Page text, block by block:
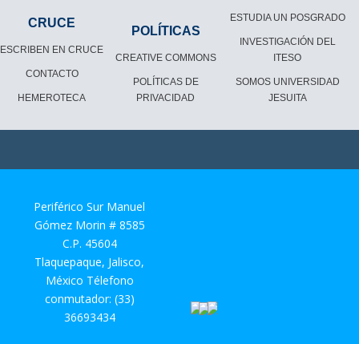
CRUCE
ESCRIBEN EN CRUCE
CONTACTO
HEMEROTECA
POLÍTICAS
CREATIVE COMMONS
POLÍTICAS DE
PRIVACIDAD
ESTUDIA UN POSGRADO
INVESTIGACIÓN DEL
ITESO
SOMOS UNIVERSIDAD
JESUITA
Periférico Sur Manuel
Gómez Morin # 8585
C.P. 45604
Tlaquepaque, Jalisco,
México Télefono
conmutador: (33)
36693434